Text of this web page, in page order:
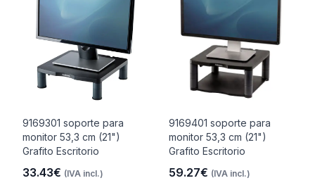
9169301 soporte para
monitor 53,3 cm (21")
Grafito Escritorio
33.43€ (IVA incl.)
9169401 soporte para
monitor 53,3 cm (21")
Grafito Escritorio
59.27€ (IVA incl.)